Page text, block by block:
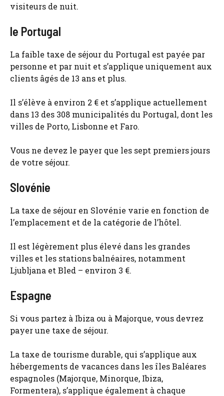
visiteurs de nuit.
le Portugal
La faible taxe de séjour du Portugal est payée par
personne et par nuit et s’applique uniquement aux
clients âgés de 13 ans et plus.
Il s’élève à environ 2 € et s’applique actuellement
dans 13 des 308 municipalités du Portugal, dont les
villes de Porto, Lisbonne et Faro.
Vous ne devez le payer que les sept premiers jours
de votre séjour.
Slovénie
La taxe de séjour en Slovénie varie en fonction de
l’emplacement et de la catégorie de l’hôtel.
Il est légèrement plus élevé dans les grandes
villes et les stations balnéaires, notamment
Ljubljana et Bled – environ 3 €.
Espagne
Si vous partez à Ibiza ou à Majorque, vous devrez
payer une taxe de séjour.
La taxe de tourisme durable, qui s’applique aux
hébergements de vacances dans les îles Baléares
espagnoles (Majorque, Minorque, Ibiza,
Formentera), s’applique également à chaque